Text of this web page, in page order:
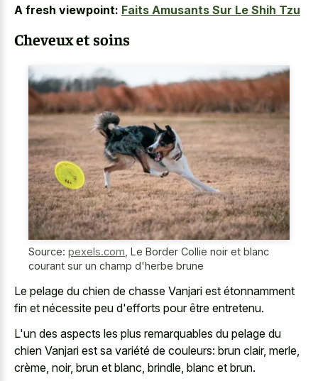
A fresh viewpoint: Faits Amusants Sur Le Shih Tzu
Cheveux et soins
Source: pexels.com Le Border Collie noir et blanc
courant sur un champ d'herbe brune
Le pelage du chien de chasse Vanjari est étonnamment
fin et nécessite peu d'efforts pour être entretenu.
L'un des aspects les plus remarquables du pelage du
chien Vanjari est sa variété de couleurs: brun clair, merle,
crème, noir, brun et blanc, brindle, blanc et brun.